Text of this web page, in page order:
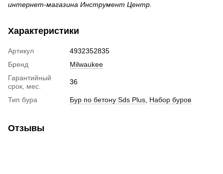
интернет-магазина Инструмент Центр.
Характеристики
Артикул
4932352835
Бренд
Milwaukee
Гарантийный
срок, мес.
36
Тип бура Бур по бетону Sds Plus Набор буров
Отзывы